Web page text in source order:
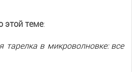
этой теме:
тарелка в микроволновке: все